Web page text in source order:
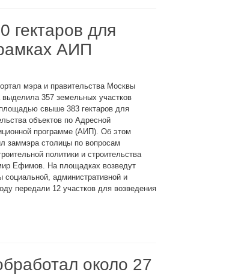
гектаров для
АИП
мэра и правительства Москвы
выделила 357 земельных участков
свыше 383 гектаров для
объектов по Адресной
программе (АИП). Об этом
заммэра столицы по вопросам
политики и строительства
Ефимов. На площадках возведут
социальной, административной и
передали 12 участков для возведения
около 27